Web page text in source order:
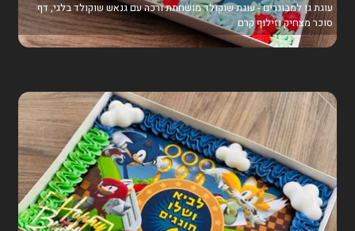
עוגת גן למבוגרים - עוגת שוקולד מושחתת ורכה עם גנאש שוקולד בלגי, דף
סוכר מצחיק וזילוף קרם